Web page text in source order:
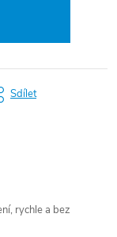
Sdílet
rychle a bez